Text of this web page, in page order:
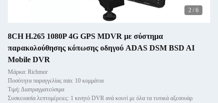
2 / 6
8CH H.265 1080P 4G GPS MDVR με σύστημα
παρακολούθησης κόπωσης οδηγού ADAS DSM BSD AI
Mobile DVR
Μάρκα: Richmor
Ποσότητα παραγγελίας min: 10 κομμάτια
Τιμή: Διαπραγματεύσιμα
Συσκευασία λεπτομέρειες: 1 κινητό DVR ανά κουτί με όλα τα τυπικά αξεσουάρ